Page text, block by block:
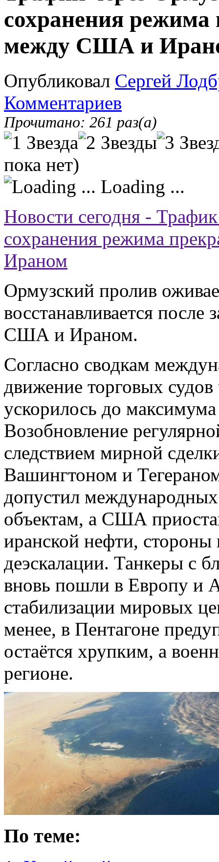
сохранения
между США и
Опубликовал Сергей
Комментариев
Прочитано: 261 раз(а)
пока нет)
Loading ...
Новости сегодня -
сохранения режима
Ираном
Ормузский пролив
восстанавливается
США и Ираном.
Согласно сводкам
движение торговых
ускорилось до
Возобновление
следствием мирной
Вашингтоном и
допустил
объектам, а США
иранской нефти,
деэскалации. Танкеры с
вновь пошли в Европу и
стабилизации мировых
менее, в Пентагоне
остаётся хрупким, а
регионе.
По теме: